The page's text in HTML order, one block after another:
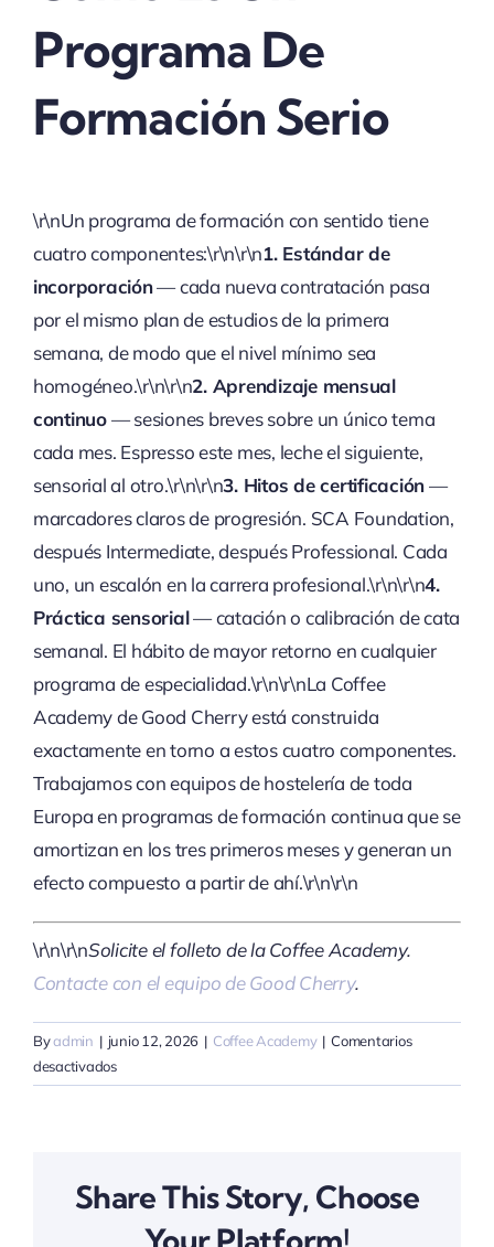
Programa De
Formación Serio
\r\nUn programa de formación con sentido tiene
cuatro componentes:\r\n\r\n1. Estándar de
incorporación— cada nueva contratación pasa
por el mismo plan de estudios de la primera
semana, de modo que el nivel mínimo sea
homogéneo.\r\n\r\n2. Aprendizaje mensual
continuo— sesiones breves sobre un único tema
cada mes. Espresso este mes, leche el siguiente,
sensorial al otro.\r\n\r\n3. Hitos de certificación—
marcadores claros de progresión. SCA Foundation,
después Intermediate, después Professional. Cada
uno, un escalón en la carrera profesional.\r\n\r\n4.
Práctica sensorial— catación o calibración de cata
semanal. El hábito de mayor retorno en cualquier
programa de especialidad.\r\n\r\nLa Coffee
Academy de Good Cherry está construida
exactamente en torno a estos cuatro componentes.
Trabajamos con equipos de hostelería de toda
Europa en programas de formación continua que se
amortizan en los tres primeros meses y generan un
efecto compuesto a partir de ahí.\r\n\r\n
\r\n\r\nSolicite el folleto de la Coffee Academy.
Contacte con el equipo de Good Cherry.
Byadmin | junio 12, 2026 | Coffee Academy | Comentarios
desactivadosen
El
un
Share This Story, Choose